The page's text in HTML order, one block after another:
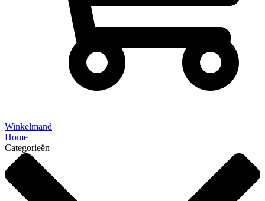
Winkelmand
Home
Categorieën